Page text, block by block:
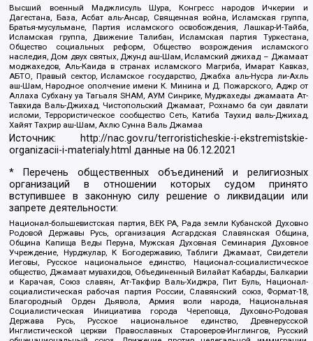
Высший военный Маджлисуль Шура, Конгресс народов Ичкерии и
Дагестана, База, Асбат аль-Ансар, Священная война, Исламская группа,
Братья-мусульмане, Партия исламского освобождения, Лашкар-И-Тайба,
Исламская группа, Движение Талибан, Исламская партия Туркестана,
Общество социальных реформ, Общество возрождения исламского
наследия, Дом двух святых, Джунд аш-Шам, Исламский джихад – Джамаат
моджахедов, Аль-Каида в странах исламского Магриба, Имарат Кавказ,
АБТО, Правый сектор, Исламское государство, Джабха аль-Нусра ли-Ахль
аш-Шам, Народное ополчение имени К. Минина и Д. Пожарского, Аджр от
Аллаха Субхану уа Тагьаля SHAM, АУМ Синрике, Муджахеды джамаата Ат-
Тавхида Валь-Джихад, Чистопольский Джамаат, Рохнамо ба суи давлати
исломи, Террористическое сообщество Сеть, Катиба Таухид валь-Джихад,
Хайят Тахрир аш-Шам, Ахлю Сунна Валь Джамаа
Источник: http://nac.gov.ru/terroristicheskie-i-ekstremistskie-
organizacii-i-materialy.html данные на06.12.2021
* Перечень общественных объединений и религиозных
организаций в отношении которых судом принято
вступившее в законную силу решение о ликвидации или
запрете деятельности:
Национал-большевистская партия, ВЕК РА, Рада земли Кубанской Духовно
Родовой Державы Русь, организация Асгардская Славянская Община,
Община Капища Веды Перуна, Мужская Духовная Семинария Духовное
Учреждение, Нурджулар, К Богодержавию, Таблиги Джамаат, Свидетели
Иеговы, Русское национальное единство, Национал-социалистическое
общество, Джамаат мувахидов, Объединенный Вилайат Кабарды, Балкарии
и Карачая, Союз славян, Ат-Такфир Валь-Хиджра, Пит Буль, Национал-
социалистическая рабочая партия России, Славянский союз, Формат-18,
Благородный Орден Дьявола, Армия воли народа, Национальная
Социалистическая Инициатива города Череповца, Духовно-Родовая
Держава Русь, Русское национальное единство, Древнерусской
Инглистической церкви Православных Староверов-Инглингов, Русский